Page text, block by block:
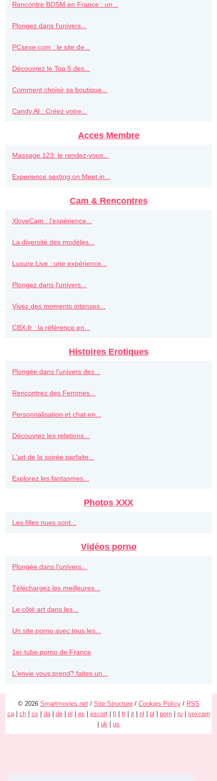
Rencontre BDSM en France : un...
Plongez dans l'univers...
PCsexe.com : le site de...
Découvrez le Top 5 des...
Comment choisir sa boutique...
Candy.AI : Créez votre...
Acces Membre
Massage 123: le rendez-vous...
Experience sexting on Meet in...
Cam & Rencontres
XloveCam : l’expérience...
La diversité des modèles...
Luxure Live : une expérience...
Plongez dans l'univers...
Vivez des moments intenses...
CBX.fr : la référence en...
Histoires Erotiques
Plongée dans l'univers des...
Rencontrez des Femmes...
Personnalisation et chat en...
Découvrez les relations...
L'art de la soirée parfaite...
Explorez les fantasmes...
Photos XXX
Les filles nues sont...
Vidéos porno
Plongée dans l'univers...
Téléchargez les meilleures...
Le côté art dans les...
Un site porno avec tous les...
1er tube porno de France
L'envie vous prend? faites un...
© 2026 Smartmovies.net/ Site Structure/ Cookies Policy/ RSS
ca| ch| cs da| de| el es escort| fi fr| it| nl pl porn| ru| sexcam
uk us